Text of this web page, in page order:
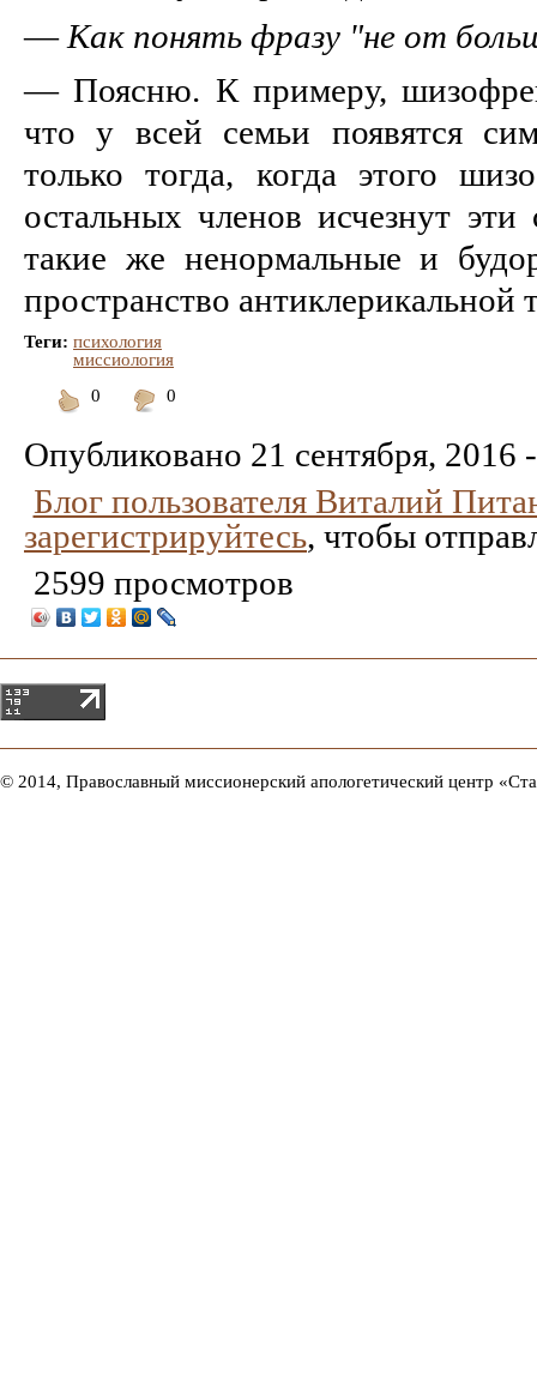
— Как понять фразу "не от
— Поясню. К примеру,
что у всей семьи появятся
только тогда, когда этого
остальных членов исчезнут
такие же ненормальные и
пространство антиклерикальной
Теги: психология
миссиология
0
0
Опубликовано 21 сентября, 2016
Блог пользователя Виталий
зарегистрируйтесь, чтобы
2599 просмотров
© 2014, Православный миссионерский апологетический центр